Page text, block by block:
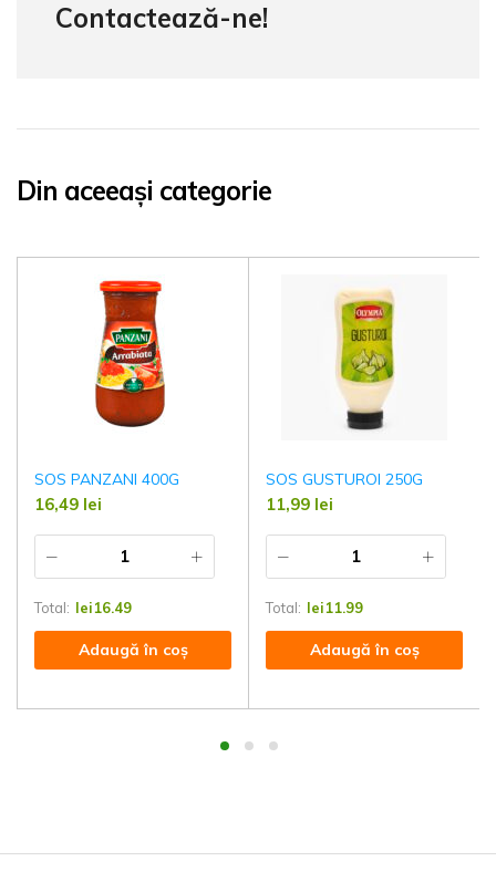
Contactează-ne!
Din aceeași categorie
SOS PANZANI 400G
16,49 lei
Total: lei16.49
Adaugă în coș
SOS GUSTUROI 250G
11,99 lei
Total: lei11.99
Adaugă în coș